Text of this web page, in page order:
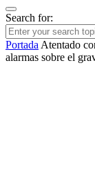
Search for:
Portada Atentado
alarmas sobre el